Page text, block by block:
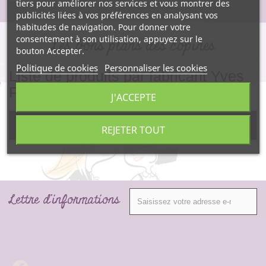
Les bons plans des copines
Liste de produits par fabricant Yves
Pas de produit pour ce fabricant.
tiers pour améliorer nos services et vous montrer des
publicités liées à vos préférences en analysant vos
habitudes de navigation. Pour donner votre
consentement à son utilisation, appuyez sur le
bouton Accepter.
Politique de cookies Personnaliser les cookies
REJETER TOUT
J'ACCEPTE
Lettre d'informations